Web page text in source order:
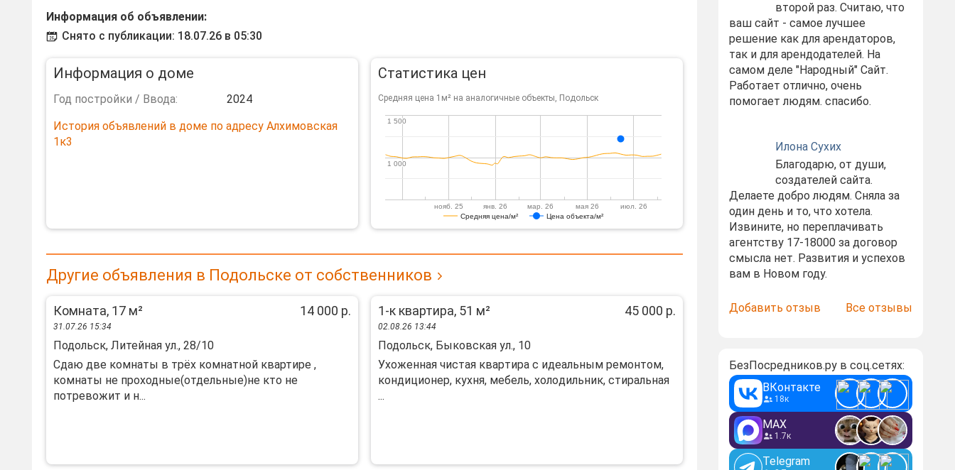
Информация об объявлении:
Снято с публикации: 18.07.26 в 05:30
Информация о доме
Год постройки / Ввода:
2024
История объявлений в доме по адресу Алхимовская
1к3
Статистика цен
Средняя цена 1м² на аналогичные объекты, Подольск
Средняя цена/м² Цена объекта/м²
нояб. 25 янв. 26 мар. 26 мая 26 июл. 26
1 000
1 000
1 500
1 500
Другие объявления в Подольске от собственников
Комната, 17 м² 14 000 р.
31.07.26 15:34
Подольск, Литейная ул., 28/10
Сдаю две комнаты в трёх комнатной квартире ,
комнаты не проходные(отдельные)не кто не
потревожит и н...
1-к квартира, 51 м² 45 000 р.
02.08.26 13:44
Подольск, Быковская ул., 10
Ухоженная чистaя квapтира с идеaльным рeмонтoм,
кoндициoнеp, куxня, мебель, xoлoдильник, cтиpальная
...
второй раз. Считаю, что
ваш сайт - самое лучшее
решение как для арендаторов,
так и для арендодателей. На
самом деле "Народный" Сайт.
Работает отлично, очень
помогает людям. спасибо.
Илона Сухих
Благодарю, от души,
создателей сайта.
Делаете добро людям. Сняла за
один день и то, что хотела.
Извините, но переплачивать
агентству 17-18000 за договор
смысла нет. Развития и успехов
вам в Новом году.
Добавить отзыв Все отзывы
БезПосредников.ру в соц.сетях:
ВКонтакте
18к
MAX
1.7к
Telegram